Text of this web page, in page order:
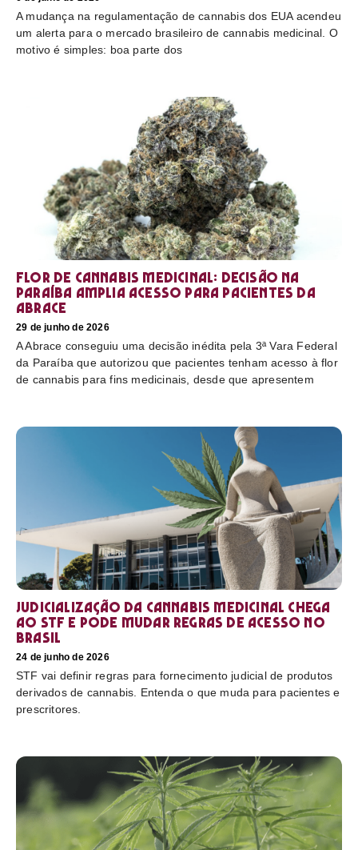
A mudança na regulamentação de cannabis dos EUA acendeu
um alerta para o mercado brasileiro de cannabis medicinal. O
motivo é simples: boa parte dos
Flor de cannabis medicinal: decisão na
Paraíba amplia acesso para pacientes da
Abrace
29 de junho de 2026
A Abrace conseguiu uma decisão inédita pela 3ª Vara Federal
da Paraíba que autorizou que pacientes tenham acesso à flor
de cannabis para fins medicinais, desde que apresentem
Judicialização da cannabis medicinal chega
ao STF e pode mudar regras de acesso no
Brasil
24 de junho de 2026
STF vai definir regras para fornecimento judicial de produtos
derivados de cannabis. Entenda o que muda para pacientes e
prescritores.